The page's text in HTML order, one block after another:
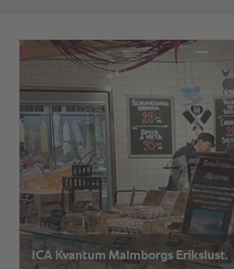
ICA Kvantum Malmborgs Erikslust.